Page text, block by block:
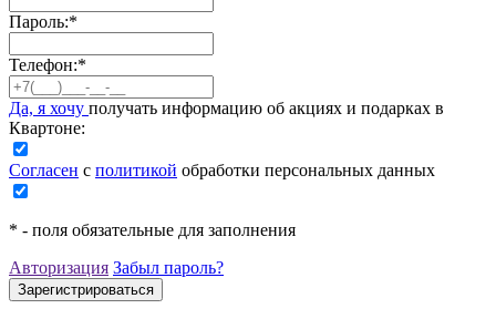
Пароль:*
Телефон:*
Да, я хочу получать информацию об акциях и подарках в
Квартоне:
Согласен с политикой обработки персональных данных
* - поля обязательные для заполнения
Авторизация Забыл пароль?